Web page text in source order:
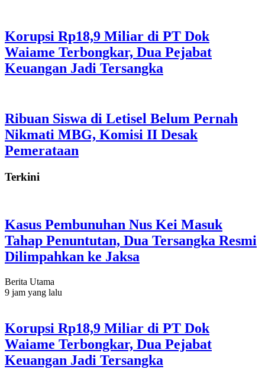
Korupsi Rp18,9 Miliar di PT Dok
Waiame Terbongkar, Dua Pejabat
Keuangan Jadi Tersangka
Ribuan Siswa di Letisel Belum Pernah
Nikmati MBG, Komisi II Desak
Pemerataan
Terkini
Kasus Pembunuhan Nus Kei Masuk
Tahap Penuntutan, Dua Tersangka Resmi
Dilimpahkan ke Jaksa
Berita Utama
9 jam yang lalu
Korupsi Rp18,9 Miliar di PT Dok
Waiame Terbongkar, Dua Pejabat
Keuangan Jadi Tersangka